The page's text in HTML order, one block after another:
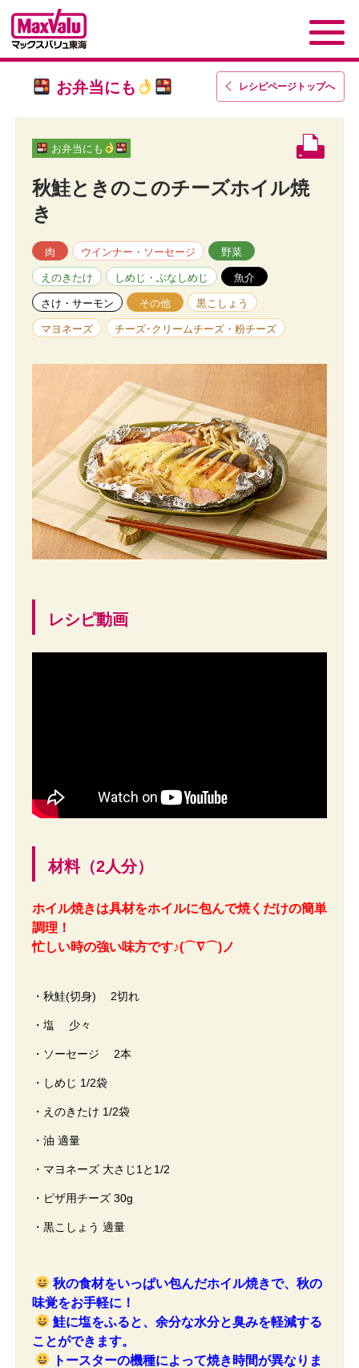
レシピページトップへ
お弁当にも
お弁当にも
秋鮭ときのこのチーズホイル焼
き
肉 ウインナー・ソーセージ 野菜
えのきたけ しめじ・ぶなしめじ 魚介
さけ・サーモン その他 黒こしょう
マヨネーズ チーズ･クリームチーズ・粉チーズ
レシピ動画
材料（2人分）
ホイル焼きは具材をホイルに包んで焼くだけの簡単
調理！
忙しい時の強い味方です♪(⌒∇⌒)ノ
・秋鮭(切身) 2切れ
・塩 少々
・ソーセージ 2本
・しめじ 1/2袋
・えのきたけ 1/2袋
・油 適量
・マヨネーズ 大さじ1と1/2
・ピザ用チーズ 30g
・黒こしょう 適量
秋の食材をいっぱい包んだホイル焼きで、秋の
味覚をお手軽に！
鮭に塩をふると、余分な水分と臭みを軽減する
ことができます。
トースターの機種によって焼き時間が異なりま